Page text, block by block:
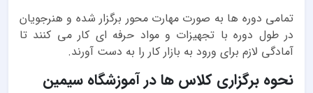
تمامی دوره ها به صورت مهارت محور برگزار شده و هنرجویان
در طول دوره با تجهیزات و مواد حرفه ای کار می کنند تا
آمادگی لازم برای ورود به بازار کار را به دست آورند.
نحوه برگزاری کلاس ها در آموزشگاه سیمین